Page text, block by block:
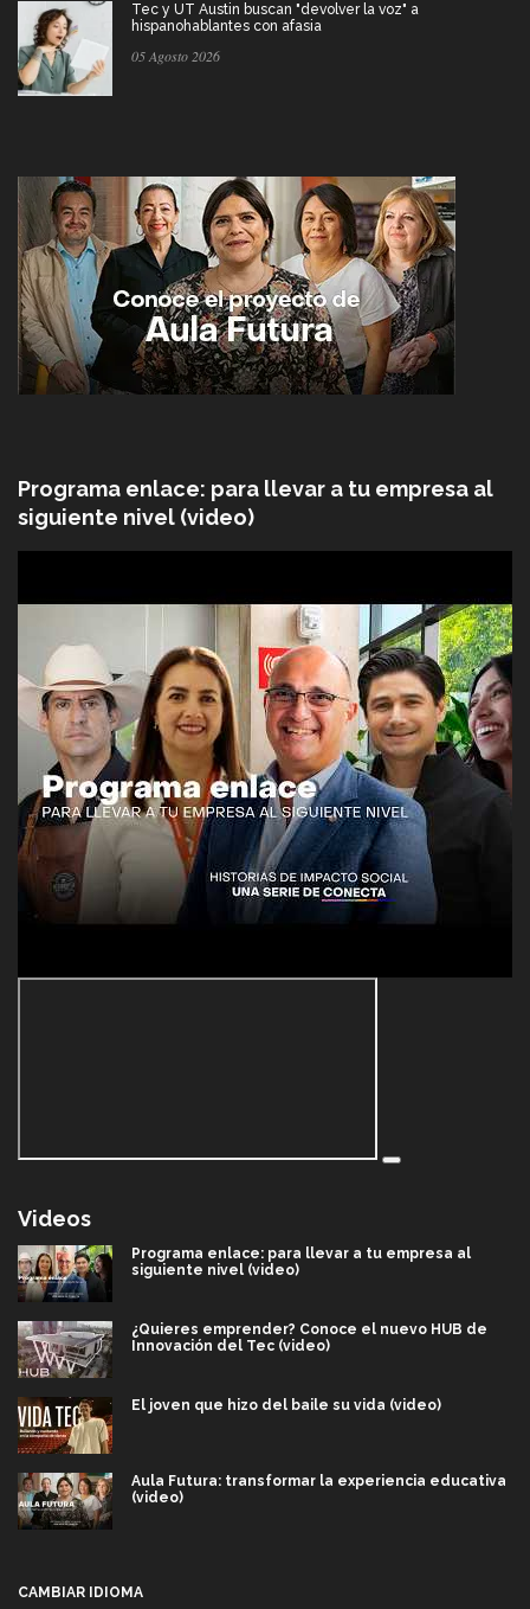
Tec y UT Austin buscan "devolver la voz" a
hispanohablantes con afasia
05 Agosto 2026
Programa enlace: para llevar a tu empresa al
siguiente nivel (video)
Videos
Programa enlace: para llevar a tu empresa al
siguiente nivel (video)
¿Quieres emprender? Conoce el nuevo HUB de
Innovación del Tec (video)
El joven que hizo del baile su vida (video)
Aula Futura: transformar la experiencia educativa
(video)
CAMBIAR IDIOMA